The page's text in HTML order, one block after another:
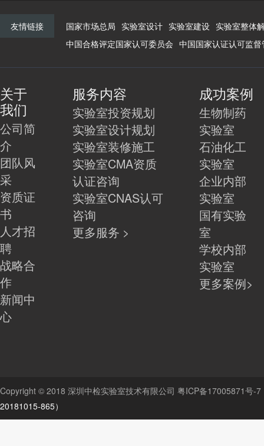
友情链接 国家市场总局 实验室设计 实验室建设 实验室整体
中国合格评定国家认可委员会 中国国家认证认可监
关于
我们
公司简
介
团队风
采
资质证
书
人才招
聘
战略合
作
新闻中
心
服务内容
实验室投资规划
实验室设计规划
实验室装修施工
实验室CMA资质
认证咨询
实验室CNAS认可
咨询
更多服务 >
成功案例
生物制药
实验室
石油化工
实验室
企业内部
实验室
国有实验
室
学校内部
实验室
更多案例>
Copyright © 2018 深圳中检实验室技术有限公司 粤ICP备17005871号-7
20181015-865）